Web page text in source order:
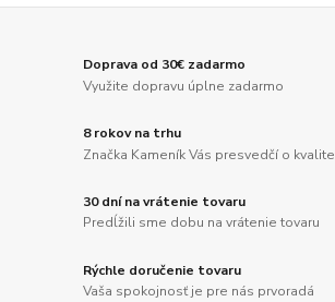
Doprava od 30€ zadarmo
Využite dopravu úplne zadarmo
8 rokov na trhu
Značka Kameník Vás presvedčí o kvalite
30 dní na vrátenie tovaru
Predĺžili sme dobu na vrátenie tovaru
Rýchle doručenie tovaru
Vaša spokojnosť je pre nás prvoradá